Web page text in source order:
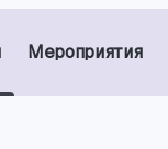
Мероприятия